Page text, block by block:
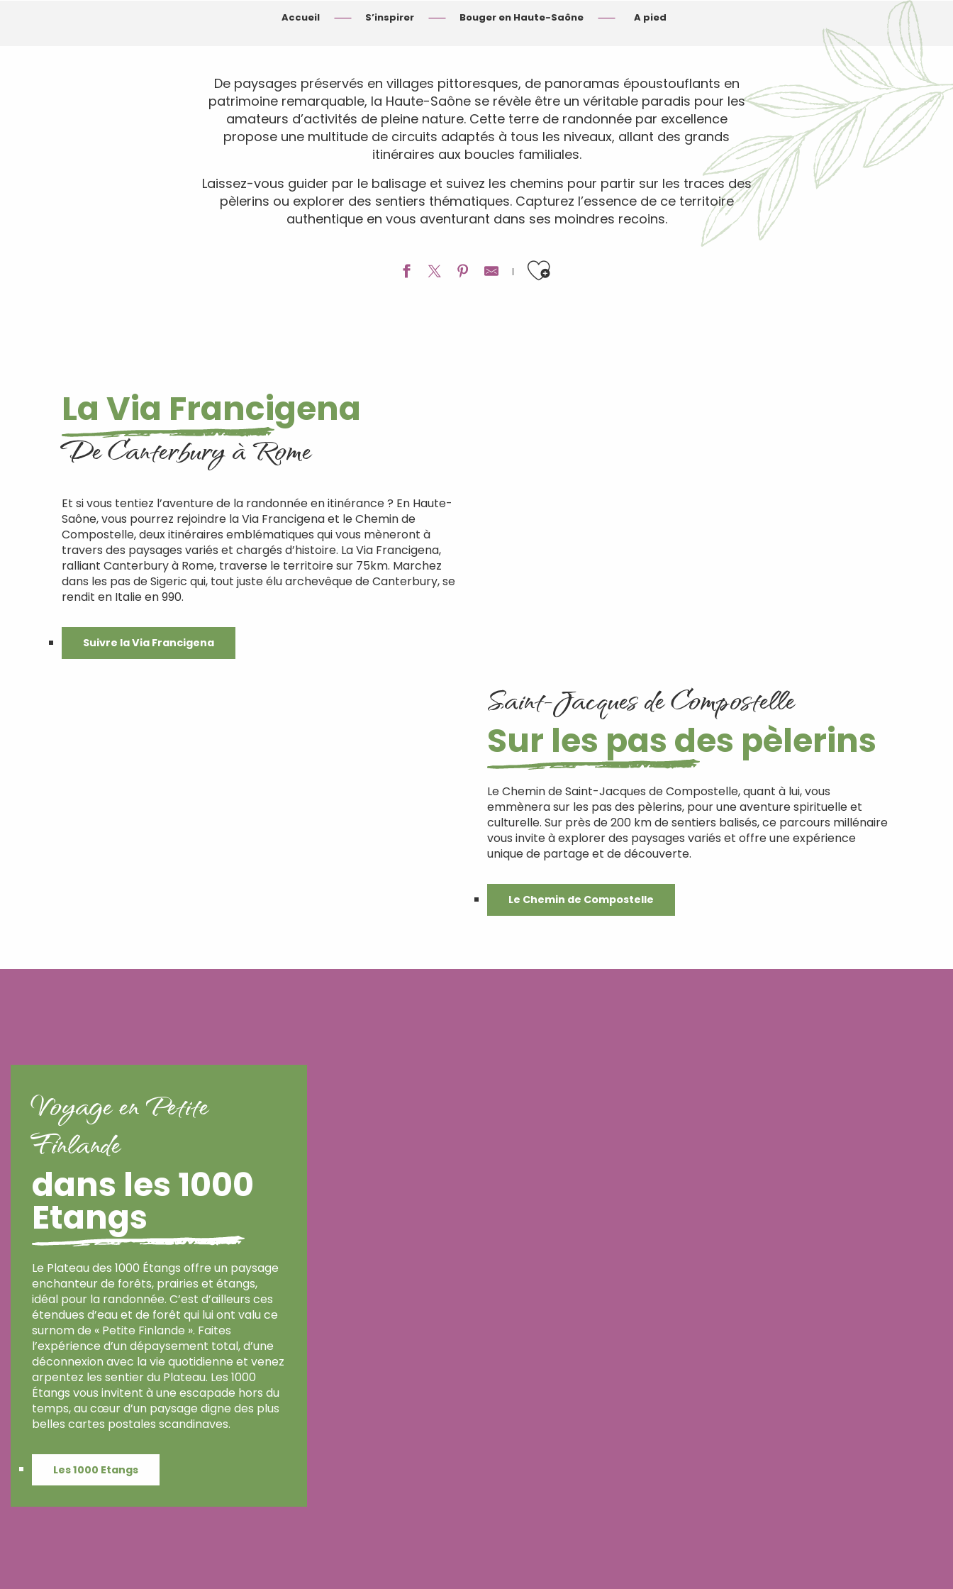
Accueil S’inspirer Bouger en Haute-Saône A pied
De paysages préservés en villages pittoresques, de panoramas époustouflants en
patrimoine remarquable, la Haute-Saône se révèle être un véritable paradis pour les
amateurs d’activités de pleine nature. Cette terre de randonnée par excellence
propose une multitude de circuits adaptés à tous les niveaux, allant des grands
itinéraires aux boucles familiales.
Laissez-vous guider par le balisage et suivez les chemins pour partir sur les traces des
pèlerins ou explorer des sentiers thématiques. Capturez l’essence de ce territoire
authentique en vous aventurant dans ses moindres recoins.
Ajouter aux favoris
La Via Francigena
De Canterbury à Rome
Et si vous tentiez l’aventure de la randonnée en itinérance ? En Haute-
Saône, vous pourrez rejoindre la Via Francigena et le Chemin de
Compostelle, deux itinéraires emblématiques qui vous mèneront à
travers des paysages variés et chargés d’histoire. La Via Francigena,
ralliant Canterbury à Rome, traverse le territoire sur 75km. Marchez
dans les pas de Sigeric qui, tout juste élu archevêque de Canterbury, se
rendit en Italie en 990.
Suivre la Via Francigena
Saint-Jacques de Compostelle
Sur les pas des pèlerins
Le Chemin de Saint-Jacques de Compostelle, quant à lui, vous
emmènera sur les pas des pèlerins, pour une aventure spirituelle et
culturelle. Sur près de 200 km de sentiers balisés, ce parcours millénaire
vous invite à explorer des paysages variés et offre une expérience
unique de partage et de découverte.
Le Chemin de Compostelle
Voyage en Petite
Finlande
dans les 1000
Etangs
Le Plateau des 1000 Étangs offre un paysage
enchanteur de forêts, prairies et étangs,
idéal pour la randonnée. C’est d’ailleurs ces
étendues d’eau et de forêt qui lui ont valu ce
surnom de « Petite Finlande ». Faites
l’expérience d’un dépaysement total, d’une
déconnexion avec la vie quotidienne et venez
arpentez les sentier du Plateau. Les 1000
Étangs vous invitent à une escapade hors du
temps, au cœur d’un paysage digne des plus
belles cartes postales scandinaves.
Les 1000 Etangs